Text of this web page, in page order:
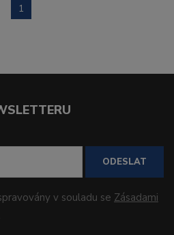
1
ODESLAT
v souladu se Zásadami